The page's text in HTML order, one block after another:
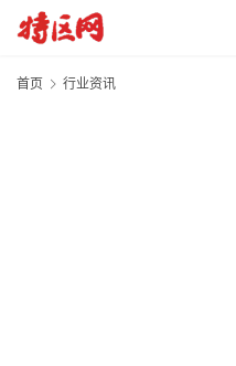
首页 行业资讯